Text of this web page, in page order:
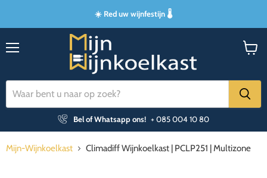
☀️ Red uw wijnfestijn 🌡️
Bel of Whatsapp ons! + 085 004 10 80
Mijn-Wijnkoelkast Climadiff Wijnkoelkast | PCLP251 | Multizone